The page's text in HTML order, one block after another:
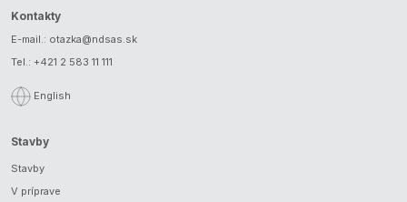
Kontakty
E-mail.: otazka@ndsas.sk
Tel.: +421 2 583 11 111
English
Stavby
Stavby
V príprave